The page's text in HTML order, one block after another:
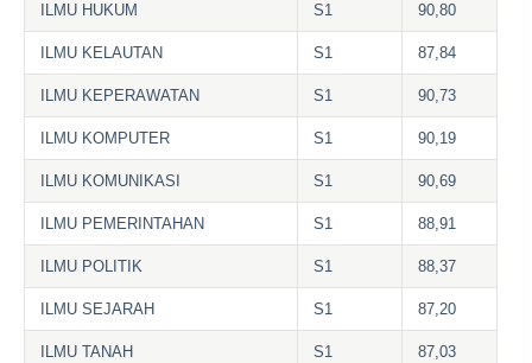
ILMU HUKUM S1 90,80
ILMU KELAUTAN S1 87,84
ILMU KEPERAWATAN S1 90,73
ILMU KOMPUTER S1 90,19
ILMU KOMUNIKASI S1 90,69
ILMU PEMERINTAHAN S1 88,91
ILMU POLITIK S1 88,37
ILMU SEJARAH S1 87,20
ILMU TANAH S1 87,03